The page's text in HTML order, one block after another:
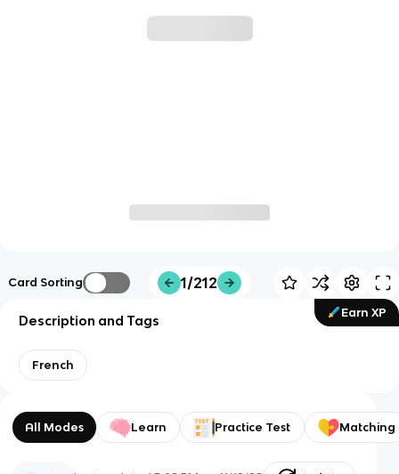
Card Sorting 1/212
Earn XP
Description and Tags
French
All Modes Learn Practice Test Matching